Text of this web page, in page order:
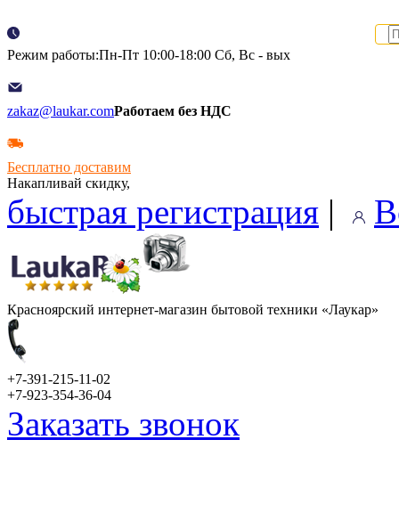
Режим работы:Пн-Пт 10:00-18:00 Сб, Вс - вых
zakaz@laukar.comРаботаем без НДС
Бесплатно доставим
Накапливай скидку,
быстрая регистрация |
Красноярский интернет-магазин бытовой техники «Лаукар»
+7-391-215-11-02
+7-923-354-36-04
Заказать звонок